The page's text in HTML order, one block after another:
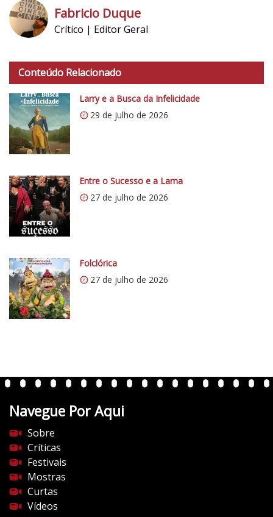
o
t
o
r
í
t
i
c
5
1
t
p
s
:
/
/
0
.
w
p
.
o
m
/
v
e
n
e
d
o
c
i
n
e
Fabricio Duque
Crítico | Editor Geral
Conteúdo Relacionado
Larry e a Busca da Infelicidade
29 de julho de 2026
Entre o Sucesso e a Lama
27 de julho de 2026
Folclórica
27 de julho de 2026
Navegue Por Aqui
Sobre
Críticas
Festivais
Mostras
Curtas
Vídeos